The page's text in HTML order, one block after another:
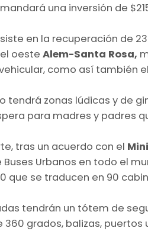
una inversión de
en la recuperación de
oeste Alem-Santa Rosa,
como así también
tendrá zonas lúdicas y de
para madres y padres
tras un acuerdo con el
Buses Urbanos en todo el
que se traducen en 90
tendrán un tótem de
360 grados, balizas,